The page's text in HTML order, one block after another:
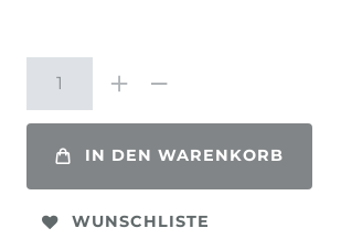
IN DEN WARENKORB
WUNSCHLISTE